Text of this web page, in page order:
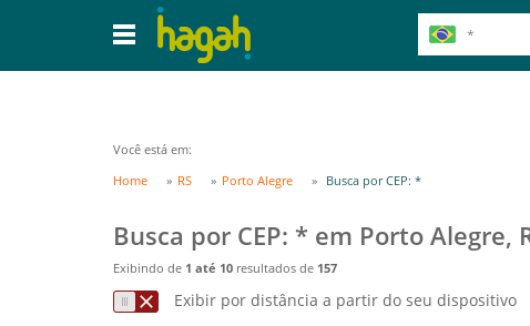
Você está em:
Home
RS Porto Alegre Busca por CEP: *
Busca por CEP: * em Porto Alegre,
Exibindo de 1 até 10 resultados de 157
Exibir por distância a partir do seu dispositivo